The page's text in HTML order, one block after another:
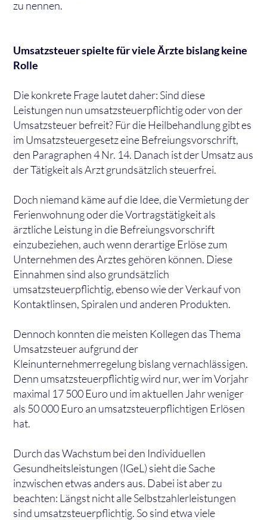
zu nennen.
Umsatzsteuer spielte für viele Ärzte bislang keine
Rolle
Die konkrete Frage lautet daher: Sind diese
Leistungen nun umsatzsteuerpflichtig oder von der
Umsatzsteuer befreit? Für die Heilbehandlung gibt es
im Umsatzsteuergesetz eine Befreiungsvorschrift,
den Paragraphen 4 Nr. 14. Danach ist der Umsatz aus
der Tätigkeit als Arzt grundsätzlich steuerfrei.
Doch niemand käme auf die Idee, die Vermietung der
Ferienwohnung oder die Vortragstätigkeit als
ärztliche Leistung in die Befreiungsvorschrift
einzubeziehen, auch wenn derartige Erlöse zum
Unternehmen des Arztes gehören können. Diese
Einnahmen sind also grundsätzlich
umsatzsteuerpflichtig, ebenso wie der Verkauf von
Kontaktlinsen, Spiralen und anderen Produkten.
Dennoch konnten die meisten Kollegen das Thema
Umsatzsteuer aufgrund der
Kleinunternehmerregelung bislang vernachlässigen.
Denn umsatzsteuerpflichtig wird nur, wer im Vorjahr
maximal 17 500 Euro und im aktuellen Jahr weniger
als 50 000 Euro an umsatzsteuerpflichtigen Erlösen
hat.
Durch das Wachstum bei den Individuellen
Gesundheitsleistungen (IGeL) sieht die Sache
inzwischen etwas anders aus. Dabei ist aber zu
beachten: Längst nicht alle Selbstzahlerleistungen
sind umsatzsteuerpflichtig. So sind etwa viele